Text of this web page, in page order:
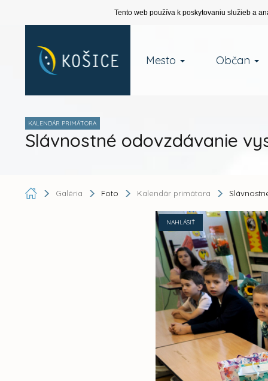
Tento web používa k poskytovaniu služieb a
Mesto Občan
KALENDÁR PRIMÁTORA
Slávnostné odovzdávanie
Galéria Foto Kalendár primátora
NAHLÁSIŤ